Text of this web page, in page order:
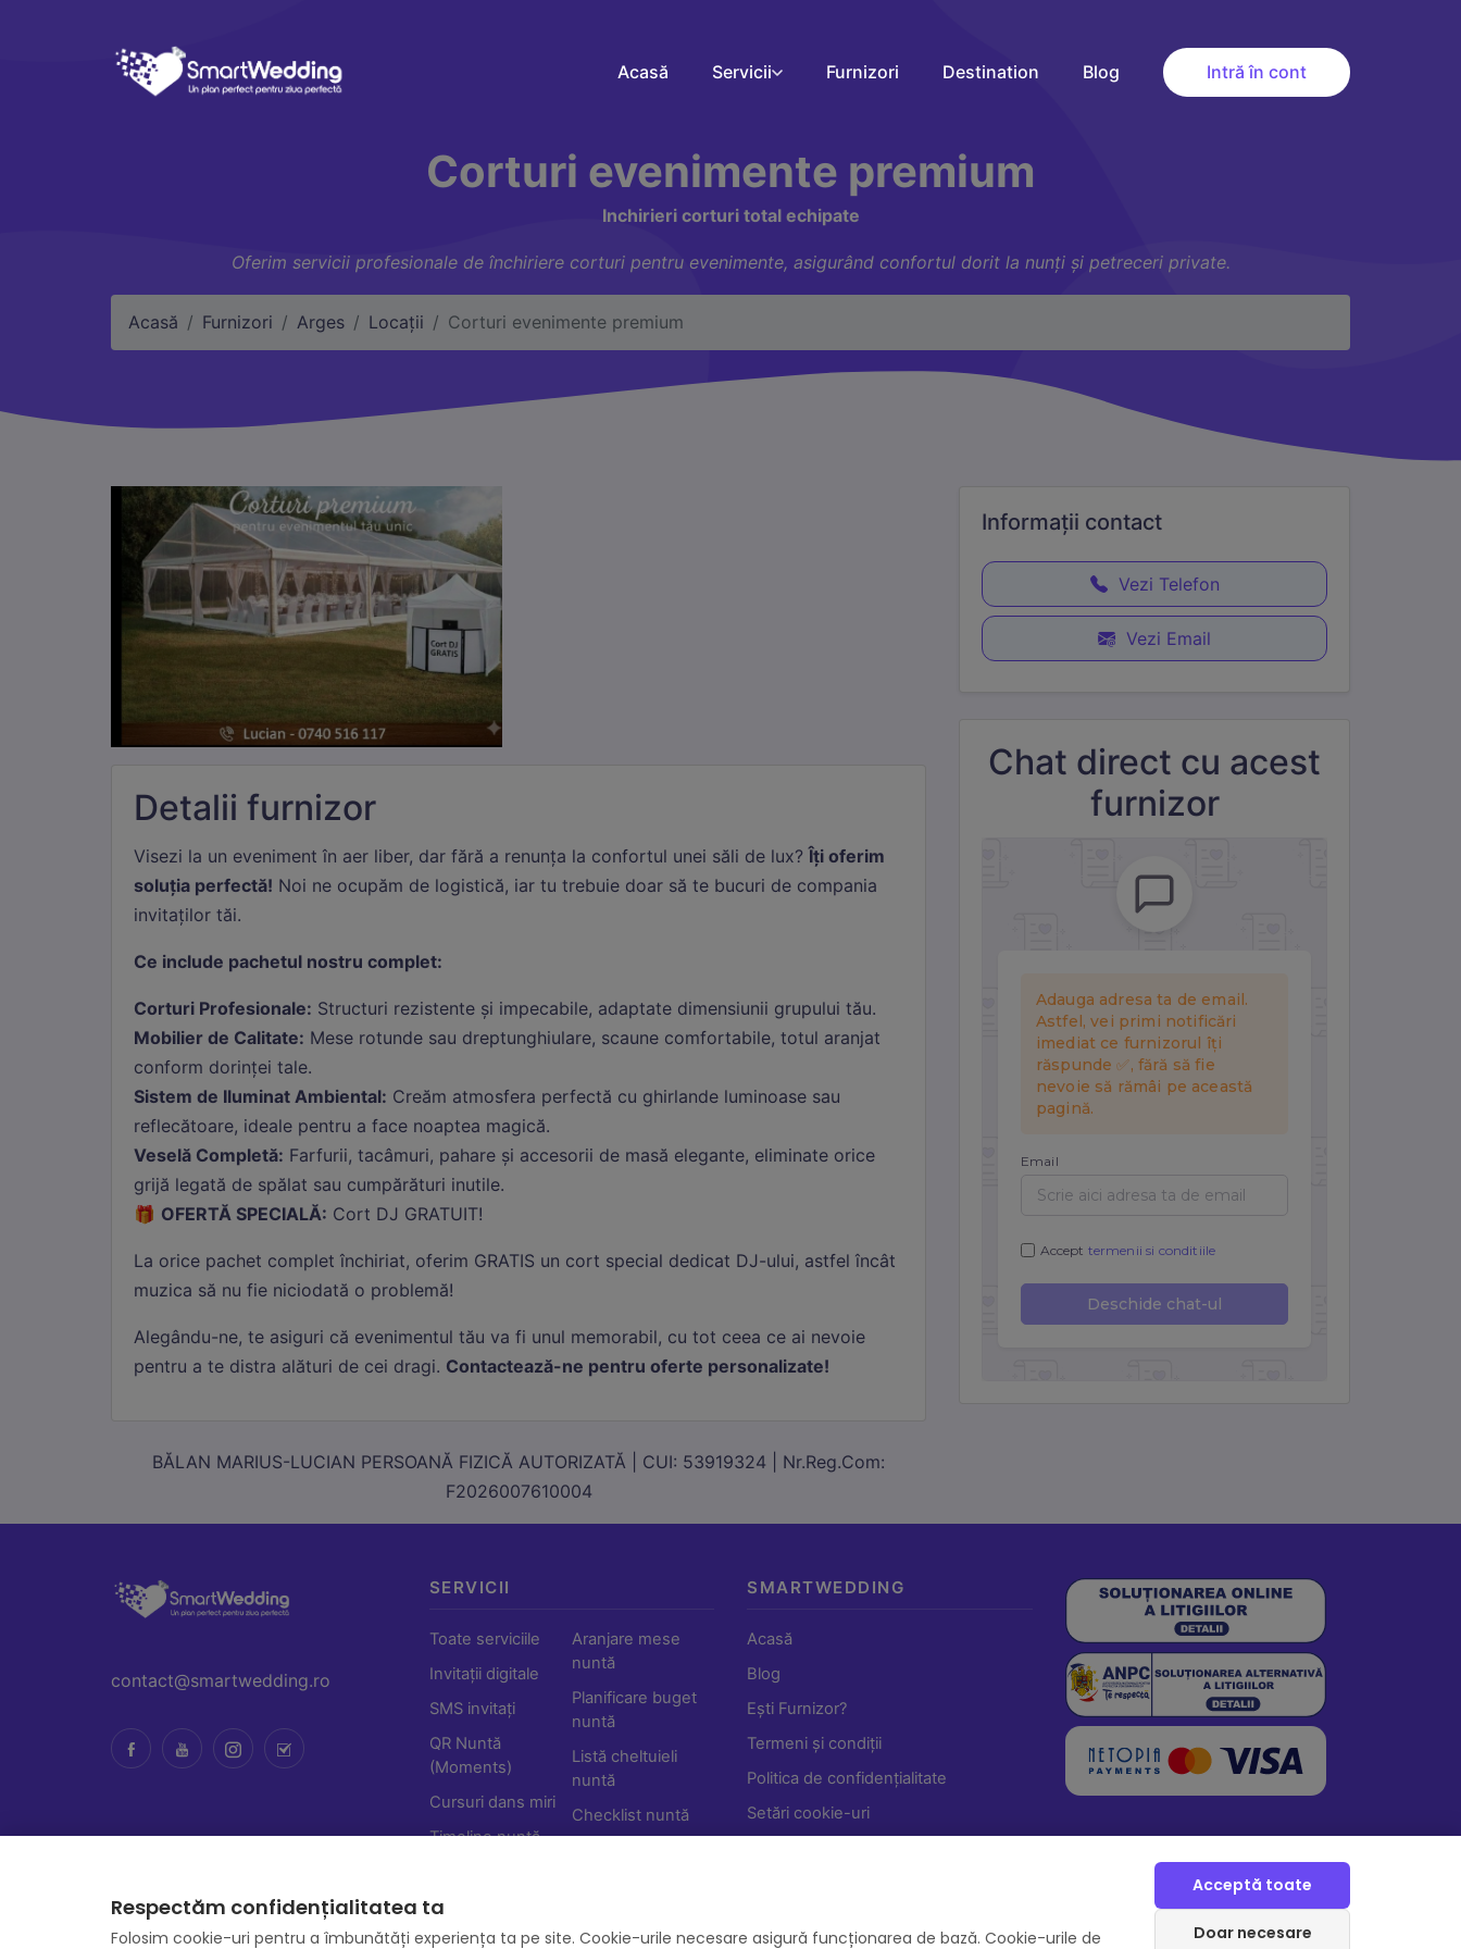
Acasă Servicii Furnizori Destination Blog Intră în cont
Corturi evenimente premium
Inchirieri corturi total echipate
Oferim servicii profesionale de închiriere corturi pentru evenimente, asigurând confortul dorit la nunți și petreceri private.
Acasă Furnizori Arges Locații Corturi evenimente premium
Detalii furnizor
Visezi la un eveniment în aer liber, dar fără a renunța la confortul unei săli de lux?Îți oferim
soluția perfectă! Noi ne ocupăm de logistică, iar tu trebuie doar să te bucuri de compania
invitaților tăi.
Ce include pachetul nostru complet:
Corturi Profesionale: Structuri rezistente și impecabile, adaptate dimensiunii grupului tău.
Mobilier de Calitate: Mese rotunde sau dreptunghiulare, scaune comfortabile, totul aranjat
conform dorinței tale.
Sistem de Iluminat Ambiental: Creăm atmosfera perfectă cu ghirlande luminoase sau
reflecătoare, ideale pentru a face noaptea magică.
Veselă Completă: Farfurii, tacâmuri, pahare și accesorii de masă elegante, eliminate orice
grijă legată de spălat sau cumpărături inutile.
🎁 OFERTĂ SPECIALĂ: Cort DJ GRATUIT!
La orice pachet complet închiriat, oferim GRATIS un cort special dedicat DJ-ului, astfel încât
muzica să nu fie niciodată o problemă!
Alegându-ne, te asiguri că evenimentul tău va fi unul memorabil, cu tot ceea ce ai nevoie
pentru a te distra alături de cei dragi. Contactează-ne pentru oferte personalizate!
Informații contact
Vezi Telefon
Vezi Email
Chat direct cu acest
furnizor
BĂLAN MARIUS-LUCIAN PERSOANĂ FIZICĂ AUTORIZATĂ | CUI: 53919324 | Nr.Reg.Com:
F2026007610004
contact@smartwedding.ro
SERVICII
Toate serviciile
Invitații digitale
SMS invitați
QR Nuntă
(Moments)
Cursuri dans miri
Timeline nuntă
Aranjare mese
nuntă
Planificare buget
nuntă
Listă cheltuieli
nuntă
Checklist nuntă
SMARTWEDDING
Acasă
Blog
Ești Furnizor?
Termeni și condiții
Politica de confidențialitate
Setări cookie-uri
Respectăm confidențialitatea ta
Folosim cookie-uri pentru a îmbunătăți experiența ta pe site. Cookie-urile necesare asigură funcționarea de bază. Cookie-urile de
Acceptă toate
Doar necesare
Necesare
Statistici
Cookie-urile de statistici ne ajută să înțelegem cum interacționezi cu site-ul,
Cookie-urile de marketing sunt folosite pentru a urmări vizitatorii pe site-uri web și a
afișa reclame relevante. Folosim Meta (Facebook) Pixel și TikTok Pixel.